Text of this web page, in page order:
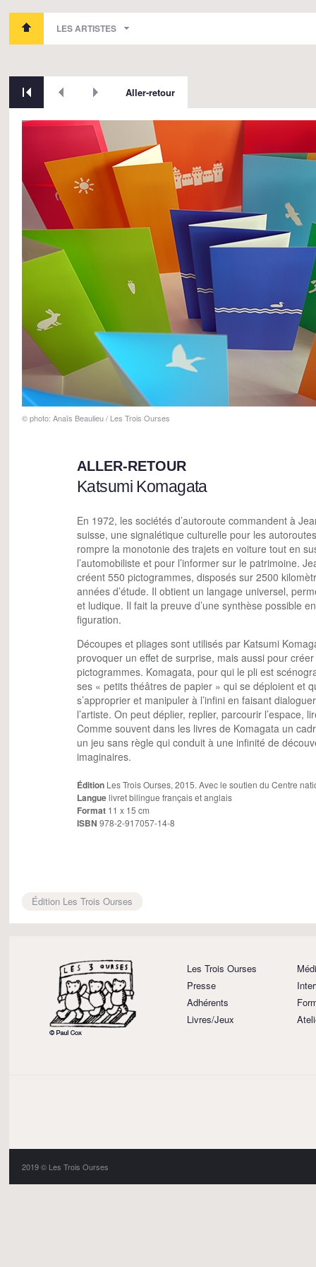
LES ARTISTES
Aller-retour
© photo: Anaïs Beaulieu / Les Trois Ourses
ALLER-RETOUR
Katsumi Komagata
En 1972, les sociétés d’autoroute commandent à
suisse, une signalétique culturelle pour les
rompre la monotonie des trajets en voiture tout en
l’automobiliste et pour l’informer sur le patrimoine.
créent 550 pictogrammes, disposés sur 2500
années d’étude. Il obtient un langage universel,
et ludique. Il fait la preuve d’une synthèse possible
figuration.
Découpes et pliages sont utilisés par Katsumi
provoquer un effet de surprise, mais aussi pour
pictogrammes. Komagata, pour qui le pli est
ses « petits théâtres de papier » qui se déploient et
s’approprier et manipuler à l’infini en faisant
l’artiste. On peut déplier, replier, parcourir l’espace,
Comme souvent dans les livres de Komagata un
un jeu sans règle qui conduit à une infinité de
imaginaires.
Édition Les Trois Ourses, 2015. Avec le soutien du Centre
Languelivret bilingue français et anglais
Format 11 x 15 cm
ISBN 978-2-917057-14-8
Édition Les Trois Ourses
Les Trois Ourses
Presse
Adhérents
Livres/Jeux
2019 © Les Trois Ourses